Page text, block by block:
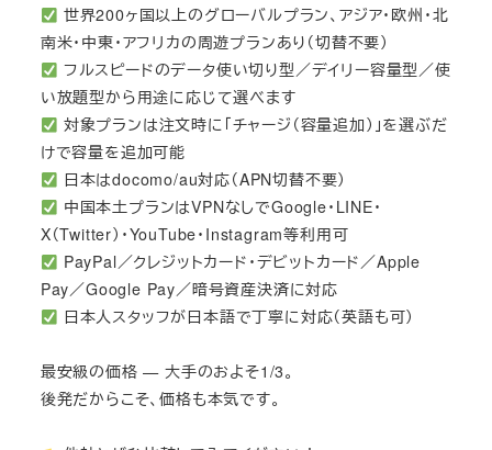
世界200ヶ国以上のグローバルプラン、アジア・欧州・北
南米・中東・アフリカの周遊プランあり（切替不要）
フルスピードのデータ使い切り型／デイリー容量型／使
い放題型から用途に応じて選べます
対象プランは注文時に「チャージ（容量追加）」を選ぶだ
けで容量を追加可能
日本はdocomo/au対応（APN切替不要）
中国本土プランはVPNなしでGoogle・LINE・
X（Twitter）・YouTube・Instagram等利用可
PayPal／クレジットカード・デビットカード／Apple
Pay／Google Pay／暗号資産決済に対応
日本人スタッフが日本語で丁寧に対応（英語も可）
最安級の価格 — 大手のおよそ1/3。
後発だからこそ、価格も本気です。